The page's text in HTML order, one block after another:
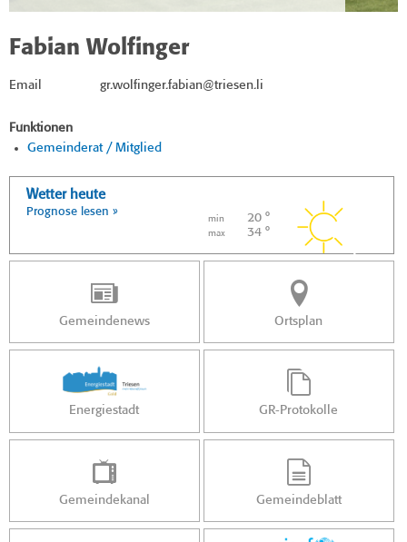
Fabian Wolfinger
Email gr.wolfinger.fabian@triesen.li
Funktionen
Gemeinderat / Mitglied
Wetter heute
Prognose lesen »
min 20 °
max 34 °
Gemeindenews Ortsplan
Energiestadt GR-Protokolle
Gemeindekanal Gemeindeblatt